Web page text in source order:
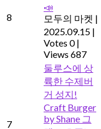
8
📣
모두의 마켓 |
2025.09.15 |
Votes 0 |
Views 687
7
둘루스에 상
륙한 수제버
거 성지!
Craft Burger
by Shane 그